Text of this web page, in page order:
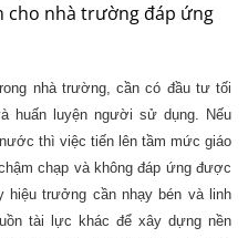
cho nhà trường đáp ứng
nhà trường, cần có đầu tư tối
huấn luyện người sử dụng. Nếu
thì việc tiến lên tầm mức giáo
chạp và không đáp ứng được
trưởng cần nhạy bén và linh
tài lực khác để xây dựng nền